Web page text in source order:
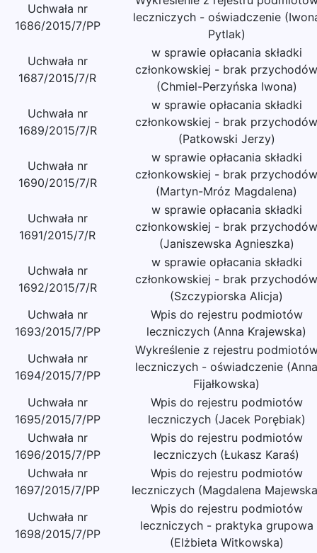
Uchwała nr
1686/2015/7/PP
leczniczych - oświadczenie
Pytlak)
Uchwała nr
1687/2015/7/R
w sprawie opłacania składki
członkowskiej - brak przychodów
(Chmiel-Perzyńska Iwona)
Uchwała nr
1689/2015/7/R
w sprawie opłacania składki
członkowskiej - brak przychodów
(Patkowski Jerzy)
Uchwała nr
1690/2015/7/R
w sprawie opłacania składki
członkowskiej - brak przychodów
(Martyn-Mróz Magdalena)
Uchwała nr
1691/2015/7/R
w sprawie opłacania składki
członkowskiej - brak przychodów
(Janiszewska Agnieszka)
Uchwała nr
1692/2015/7/R
w sprawie opłacania składki
członkowskiej - brak przychodów
(Szczypiorska Alicja)
Uchwała nr
1693/2015/7/PP
Wpis do rejestru podmiotów
leczniczych (Anna Krajewska)
Uchwała nr
1694/2015/7/PP
Wykreślenie z rejestru
leczniczych - oświadczenie (Anna
Fijałkowska)
Uchwała nr
1695/2015/7/PP
Wpis do rejestru podmiotów
leczniczych (Jacek Porębiak)
Uchwała nr
1696/2015/7/PP
Wpis do rejestru podmiotów
leczniczych (Łukasz Karaś)
Uchwała nr
1697/2015/7/PP
Wpis do rejestru podmiotów
leczniczych (Magdalena
Uchwała nr
1698/2015/7/PP
Wpis do rejestru podmiotów
leczniczych - praktyka grupowa
(Elżbieta Witkowska)